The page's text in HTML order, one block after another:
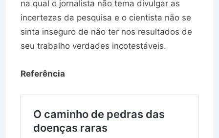
na qual o jornalista não tema divulgar as
incertezas da pesquisa e o cientista não se
sinta inseguro de não ter nos resultados de
seu trabalho verdades incotestáveis.
Referência